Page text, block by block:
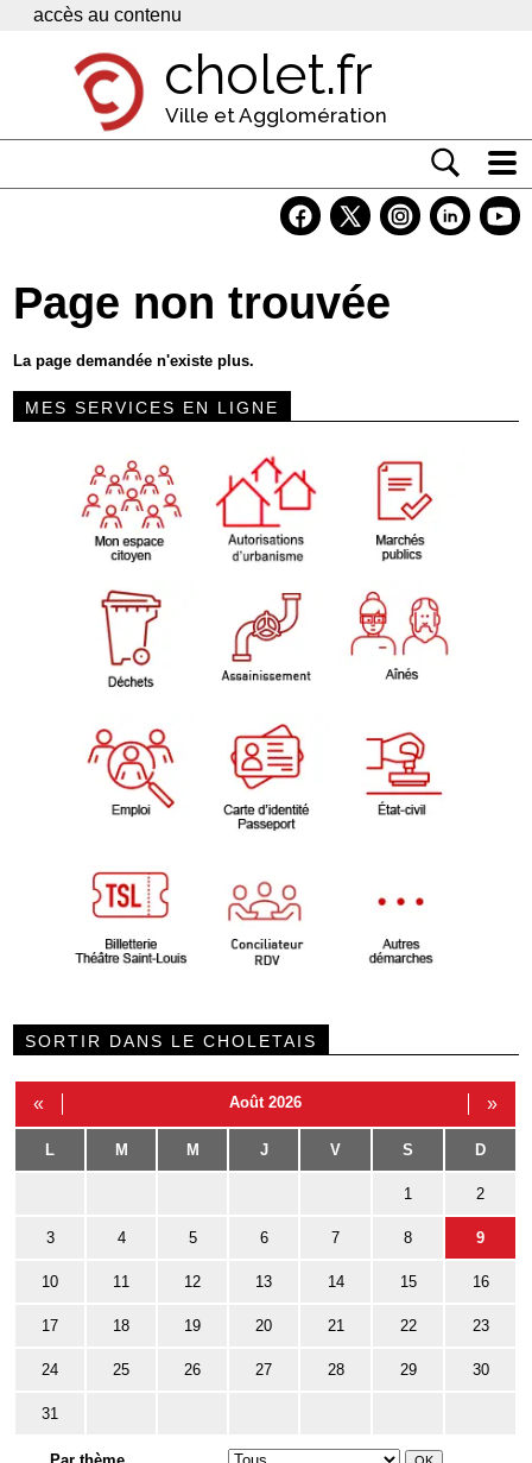
Panneau de gestion des cookies
accès au contenu
cholet.fr
Ville et Agglomération
Economie
Services
Contacts
Page non trouvée
La page demandée n'existe plus.
MES SERVICES EN LIGNE
SORTIR DANS LE CHOLETAIS
« Août 2026 »
L M M J V S D
1 2
3 4 5 6 7 8 9
10 11 12 13 14 15 16
17 18 19 20 21 22 23
24 25 26 27 28 29 30
31